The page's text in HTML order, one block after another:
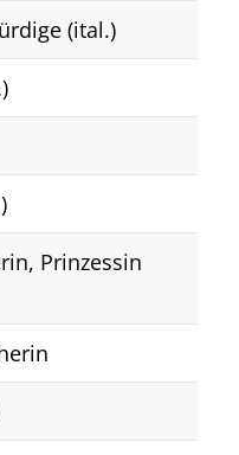
(ital.)
Prinzessin